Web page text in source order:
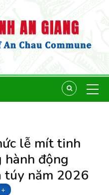
lễ mít tinh
động
túy năm 2026
+